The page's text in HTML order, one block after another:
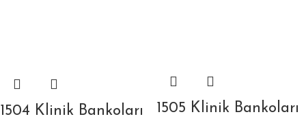
1504 Klinik Bankoları 1505 Klinik Bankoları